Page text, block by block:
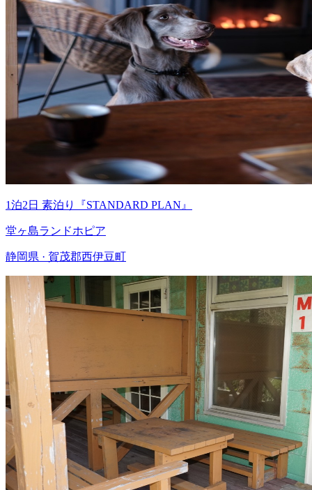
1泊2日 素泊り『STANDARD PLAN』
堂ヶ島ランドホピア
静岡県 · 賀茂郡西伊豆町